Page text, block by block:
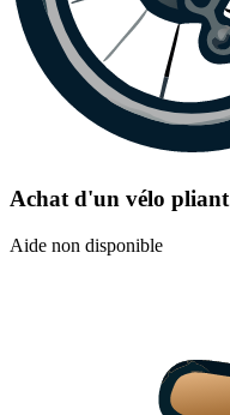
Achat d'un vélo pliant
Aide non disponible